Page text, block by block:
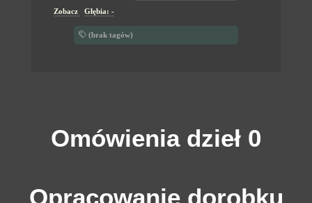
Zobacz Głębia: -
(brak tagów)
Omówienia dzieł 0
Opracowanie dorobku